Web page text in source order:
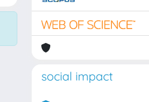
social impact